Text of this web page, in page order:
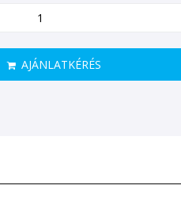
AJÁNLATKÉRÉS